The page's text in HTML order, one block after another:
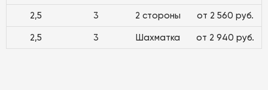
2,5 3 2 стороны от 2 560 руб.
2,5 3 Шахматка от 2 940 руб.